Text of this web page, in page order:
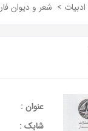
ادبیات > شعر و دیوان
عنوان :
شابک :